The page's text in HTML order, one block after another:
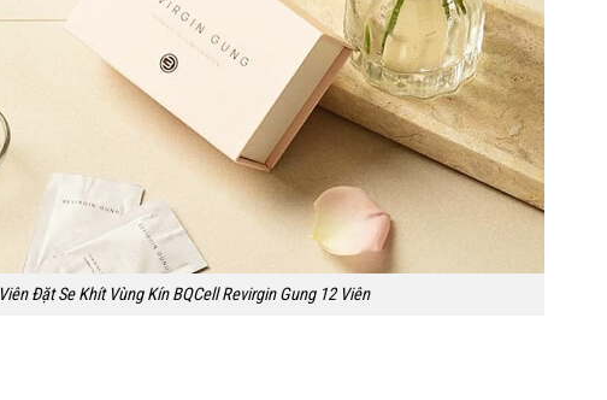
Viên Đặt Se Khít Vùng Kín BQCell Revirgin Gung 12 Viên